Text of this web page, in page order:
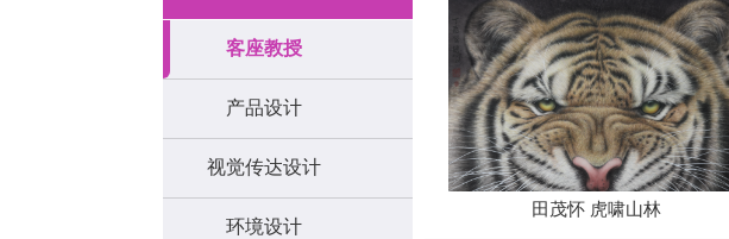
客座教授
产品设计
视觉传达设计
环境设计
田茂怀 虎啸山林